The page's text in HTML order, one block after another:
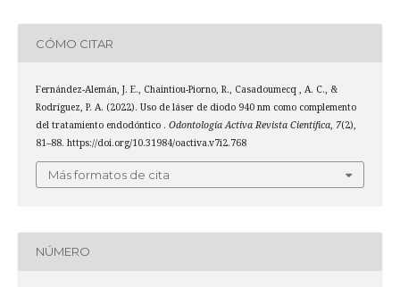
CÓMO CITAR
Fernández-Alemán, J. E., Chaintiou-Piorno, R., Casadoumecq , A. C., &
Rodríguez, P. A. (2022). Uso de láser de diodo 940 nm como complemento
del tratamiento endodóntico . Odontología Activa Revista Científica, 7(2),
81–88. https://doi.org/10.31984/oactiva.v7i2.768
Más formatos de cita
NÚMERO